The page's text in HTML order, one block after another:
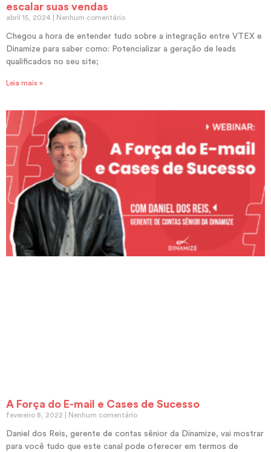
escalar suas vendas
abril 15, 2024 Nenhum comentário
Chegou a hora de entender tudo sobre a integração entre VTEX e
Dinamize para saber como: Potencializar a geração de leads
qualificados no seu site;
Leia mais »
A Força do E-mail e Cases de Sucesso
fevereiro 8, 2022 Nenhum comentário
Daniel dos Reis, gerente de contas sênior da Dinamize, vai mostrar
para você tudo que este canal pode oferecer em termos de